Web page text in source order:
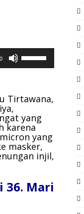
untuk
atau
menurunkan
volume.
Tirtawana,
yang
karena
yang
masker,
injil,
36. Mari